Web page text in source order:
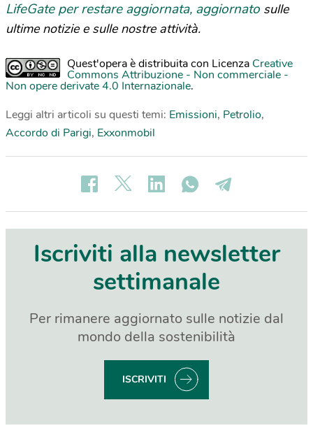
LifeGate per restare aggiornata, aggiornato sulle
ultime notizie e sulle nostre attività.
Quest'opera è distribuita con Licenza Creative
Commons Attribuzione - Non commerciale -
Non opere derivate 4.0 Internazionale.
Leggi altri articoli su questi temi: Emissioni, Petrolio,
Accordo di Parigi, Exxonmobil
Iscriviti alla newsletter
settimanale
Per rimanere aggiornato sulle notizie dal
mondo della sostenibilità
ISCRIVITI